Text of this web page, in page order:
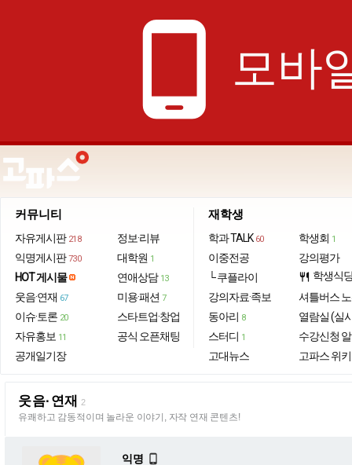
phone_android 모바
커뮤니티
자유게시판 218
익명게시판 730
HOT 게시물
웃음·연재 67
이슈·토론 20
자유홍보 11
공개일기장
정보·리뷰
대학원 1
연애상담 13
미용·패션 7
스타트업·창업
공식 오픈채팅
재학생
학과 TALK 60
이중전공
└ 쿠플라이
강의자료·족보
동아리 8
스터디 1
고대뉴스
학생회 1
강의평가
restaurant 학생식
셔틀버스
열람실 (실
수강신청
고파스 위키
웃음·연재 2
유쾌하고 감동적이며 놀라운 이야기, 자작 연재 콘텐츠!
익명 